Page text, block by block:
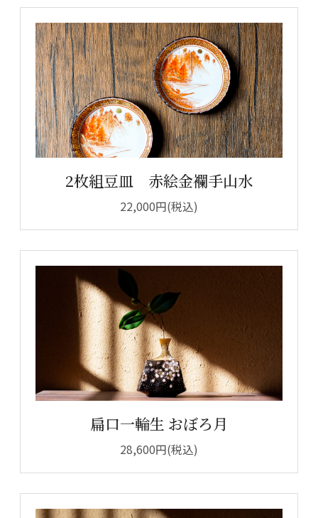
2枚組豆皿 赤絵金襴手山水
22,000円(税込)
扁口一輪生 おぼろ月
28,600円(税込)